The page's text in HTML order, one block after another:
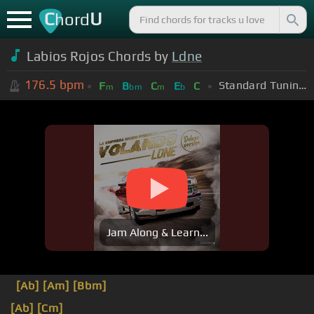
ChordU
Labios Rojos Chords by Ldne
176.5 bpm Fm Bbm Cm Eb C Standard Tuning (EADGBE)
Jam Along & Learn...
[Ab] [Am] [Bbm]
[Ab] [Cm]